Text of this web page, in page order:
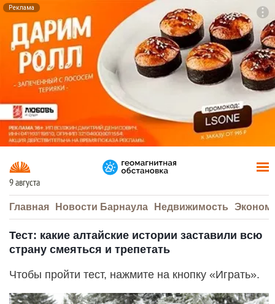
Реклама
9 августа
Главная Новости Барнаула Недвижимость
Тест: какие алтайские истории заставили всю
страну смеяться и трепетать
Чтобы пройти тест, нажмите на кнопку «Играть».